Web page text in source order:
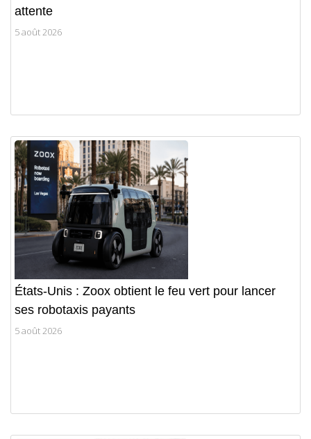
attente
5 août 2026
États-Unis : Zoox obtient le feu vert pour lancer
ses robotaxis payants
5 août 2026